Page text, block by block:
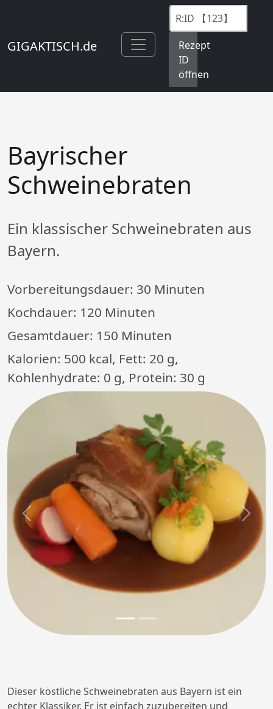
GIGAKTISCH.de
Rezept
ID
öffnen
Bayrischer
Schweinebraten
Ein klassischer Schweinebraten aus
Bayern.
Vorbereitungsdauer: 30 Minuten
Kochdauer: 120 Minuten
Gesamtdauer: 150 Minuten
Kalorien: 500 kcal, Fett: 20 g,
Kohlenhydrate: 0 g, Protein: 30 g
Previous Next
Dieser köstliche Schweinebraten aus Bayern ist ein
echter Klassiker. Er ist einfach zuzubereiten und